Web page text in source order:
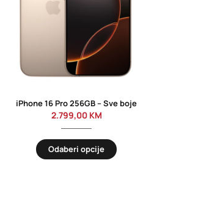
iPhone 16 Pro 256GB – Sve boje
2.799,00 KM
Odaberi opcije